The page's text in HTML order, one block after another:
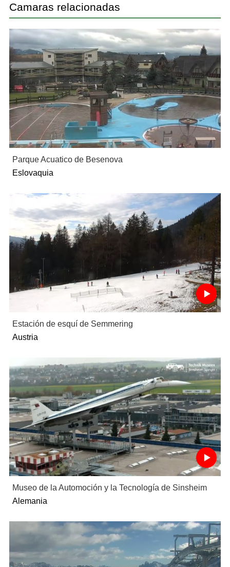
Camaras relacionadas
Parque Acuatico de Besenova
Eslovaquia
Estación de esquí de Semmering
Austria
Museo de la Automoción y la Tecnología de Sinsheim
Alemania